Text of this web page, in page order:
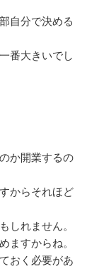
自分で決める
番大きいでし
か開業するの
からそれほど
しれません。
ますからね。
おく必要があ